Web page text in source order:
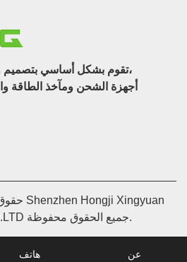
تقوم بشكل أساسي بتصميم وإنتاج وبيع محولات الطاقة،
أجهزة الشحن ومآخذ الطاقة
Electronics Co.LTD جميع الحقوق محفوظة.
هاتف عن